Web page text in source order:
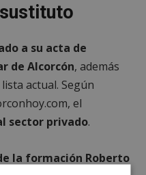
a su acta de
de Alcorcón, además
actual. Según
el
sector privado.
la formación Roberto